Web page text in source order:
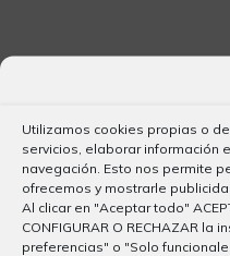
Utilizamos cookies propias o
servicios, elaborar información
navegación. Esto nos permite
ofrecemos y mostrarle
Al clicar en "Aceptar todo"
CONFIGURAR O RECHAZAR
preferencias" o "Solo
Plataforma de
7 julio, 2026
Publicación del